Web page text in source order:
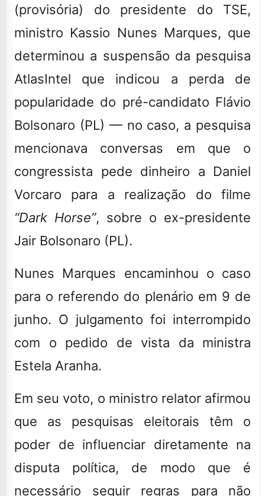
(provisória) do presidente do TSE,
ministro Kassio Nunes Marques, que
determinou a suspensão da pesquisa
AtlasIntel que indicou a perda de
popularidade do pré-candidato Flávio
Bolsonaro (PL) — no caso, a pesquisa
mencionava conversas em que o
congressista pede dinheiro a Daniel
Vorcaro para a realização do filme
“Dark Horse”, sobre o ex-presidente
Jair Bolsonaro (PL).
Nunes Marques encaminhou o caso
para o referendo do plenário em 9 de
junho. O julgamento foi interrompido
com o pedido de vista da ministra
Estela Aranha.
Em seu voto, o ministro relator afirmou
que as pesquisas eleitorais têm o
poder de influenciar diretamente na
disputa política, de modo que é
necessário seguir regras para não